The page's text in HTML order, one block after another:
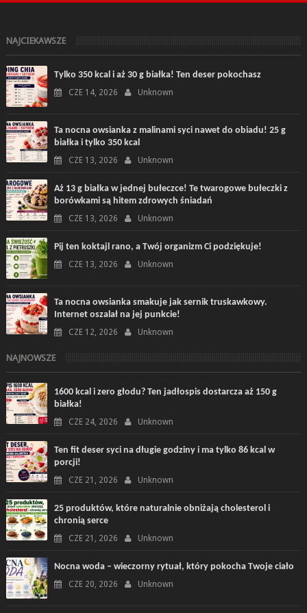
NAJCIEKAWSZE
Tylko 350 kcal i aż 30 g białka! Ten deser pokochasz
CZE 14, 2026 Unknown
Ta nocna owsianka z malinami syci nawet do obiadu! 25 g
białka i tylko 350 kcal
CZE 13, 2026 Unknown
Aż 13 g białka w jednej bułeczce! Te twarogowe bułeczki z
borówkami są hitem zdrowych śniadań
CZE 13, 2026 Unknown
Pij ten koktajl rano, a Twój organizm Ci podziękuje!
CZE 13, 2026 Unknown
Ta nocna owsianka smakuje jak sernik truskawkowy.
Internet oszalał na jej punkcie!
CZE 12, 2026 Unknown
NAJNOWSZE
1600 kcal i zero głodu? Ten jadłospis dostarcza aż 150 g
białka!
CZE 24, 2026 Unknown
Ten fit deser syci na długie godziny i ma tylko 86 kcal w
porcji!
CZE 21, 2026 Unknown
25 produktów, które naturalnie obniżają cholesterol i
chronią serce
CZE 21, 2026 Unknown
Nocna woda – wieczorny rytuał, który pokocha Twoje ciało
CZE 20, 2026 Unknown